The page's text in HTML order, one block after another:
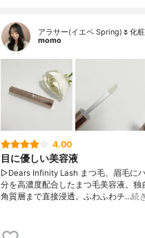
アラサー(イエベ Spring)🌷化
momo
4.00
目に優しい美容液
▷Dears Infinity Lash まつ毛、眉毛に
分を高濃度配合したまつ毛美容液。独
角質層まで直接浸透。ふわふわチ…続